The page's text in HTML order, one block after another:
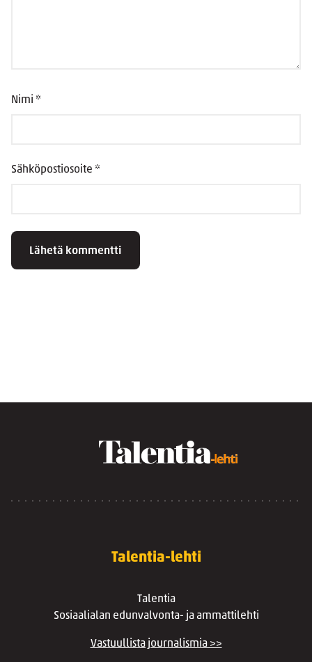
Nimi *
Sähköpostiosoite *
Talentia-lehti
Talentia
Sosiaalialan edunvalvonta- ja ammattilehti
Vastuullista journalismia >>